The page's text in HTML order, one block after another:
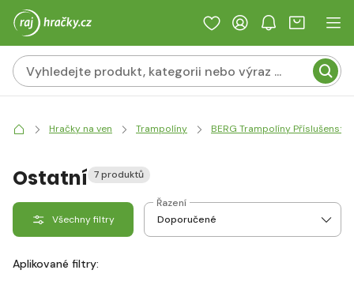
Hračky na ven Trampolíny BERG Trampolíny Příslušenství
Ostatní 7 produktů
Všechny filtry
Řazení
Aplikované filtry: